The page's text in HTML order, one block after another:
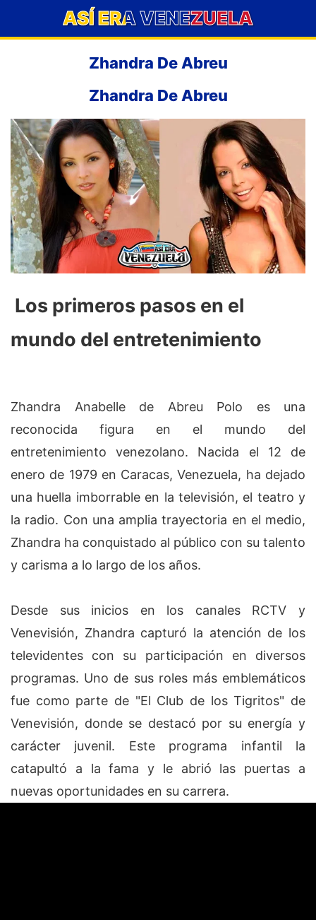
ASÍ ERA VENEZUELA
Zhandra De Abreu
Zhandra De Abreu
Los primeros pasos en el
mundo del entretenimiento
Zhandra Anabelle de Abreu Polo es una
reconocida figura en el mundo del
entretenimiento venezolano. Nacida el 12 de
enero de 1979 en Caracas, Venezuela, ha dejado
una huella imborrable en la televisión, el teatro y
la radio. Con una amplia trayectoria en el medio,
Zhandra ha conquistado al público con su talento
y carisma a lo largo de los años.
Desde sus inicios en los canales RCTV y
Venevisión, Zhandra capturó la atención de los
televidentes con su participación en diversos
programas. Uno de sus roles más emblemáticos
fue como parte de "El Club de los Tigritos" de
Venevisión, donde se destacó por su energía y
carácter juvenil. Este programa infantil la
catapultó a la fama y le abrió las puertas a
nuevas oportunidades en su carrera.